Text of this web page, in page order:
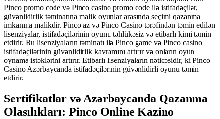
Pinco promo code və Pinco casino promo code ilə istifadəçilər,
güvənlidirlik təminatına malik oyunlar arasında seçimi qazanma
imkanına malikdir. Pinco az və Pinco Casino tərəfindən təmin edilən
lisenziyalar, istifadəçilərinin oyunu təhlükəsiz və etibarlı kimi təmin
etdirir. Bu lisenziyaların təminatı ilə Pinco game və Pinco casino
istifadəçilərinin güvənlidirlik kavramını artırır və onların oyun
oynama istəklərini artırır. Etibarlı lisenziyaların nəticəsidir, ki Pinco
Casino Azərbaycanda istifadəçilərinin güvənlidirli oyunu təmin
etdirir.
Sertifikatlar və Azərbaycanda Qazanma
Olasılıkları: Pinco Online Kazino